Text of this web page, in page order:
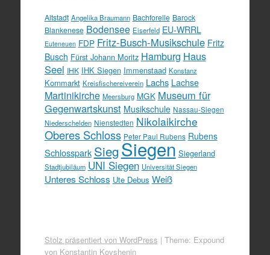
Altstadt Angelika Braumann Bachforelle Barock
Blankenese Bodensee Eiserfeld EU-WRRL
Euteneuen FDP Fritz-Busch-Musikschule Fritz
Busch Fürst Johann Moritz Hamburg Haus
Seel IHK IHK Siegen Immenstaad Konstanz
Kornmarkt Kreisfischereiverein Lachs Lachse
Martinikirche Meersburg MGK Museum für
Gegenwartskunst Musikschule Nassau-Siegen
Niederschelden Nienstedten Nikolaikirche
Oberes Schloss Peter Paul Rubens Rubens
Schlosspark SiegSiegen Siegerland
Stadtjubiläum UNI Siegen Universität Siegen
Unteres Schloss Ute Debus Weiß
Stolz präsentiert von WordPress | Theme: Expound
von Konstantin Kovshenin